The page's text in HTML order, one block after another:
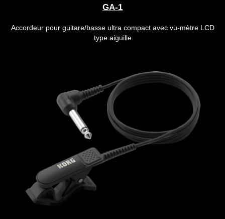
GA-1
Accordeur pour guitare/basse ultra compact avec vu-mètre LCD
type aiguille